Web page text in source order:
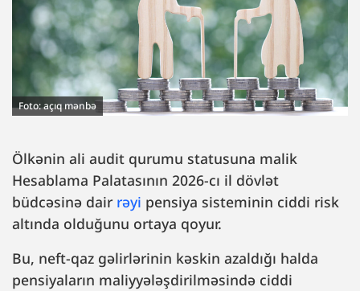
Foto: açıq mənbə
Ölkənin ali audit qurumu statusuna malik
Hesablama Palatasının 2026-cı il dövlət
büdcəsinə dair rəyi pensiya sisteminin ciddi risk
altında olduğunu ortaya qoyur.
Bu, neft-qaz gəlirlərinin kəskin azaldığı halda
pensiyaların maliyyələşdirilməsində ciddi